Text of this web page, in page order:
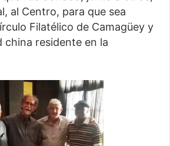
al Centro, para que sea
Filatélico de Camagüey y
china residente en la